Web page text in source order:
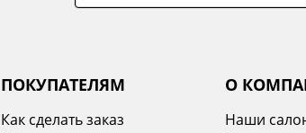
ПОКУПАТЕЛЯМ
Как сделать заказ
О
Наши